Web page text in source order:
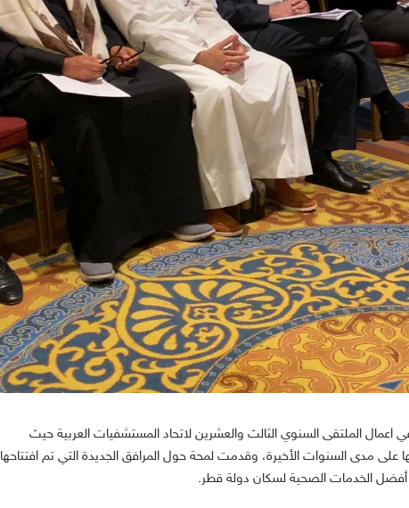
الملتقى السنوي الثالث والعشرين لاتحاد المستشفيات العربية حيث
مدى السنوات الأخيرة، وقدمت لمحة حول المرافق الجديدة التي تم افتتاحها
الخدمات الصحية لسكان دولة قطر.